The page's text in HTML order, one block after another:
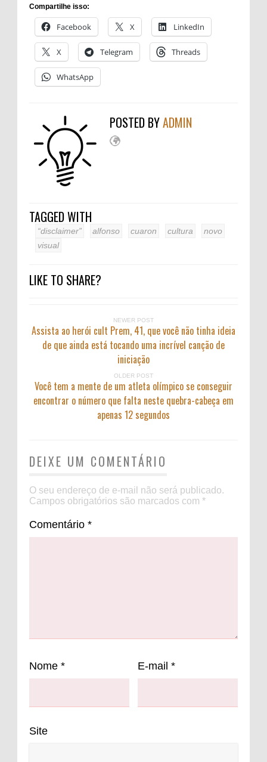
Compartilhe isso:
Facebook X LinkedIn
X Telegram Threads
WhatsApp
POSTED BYADMIN
TAGGED WITH
“disclaimer” alfonso cuaron cultura
novo
visual
LIKE TO SHARE?
NEWER POST
Assista ao herói cult Prem, 41, que você não tinha ideia
de que ainda está tocando uma incrível canção de
iniciação
OLDER POST
Você tem a mente de um atleta olímpico se conseguir
encontrar o número que falta neste quebra-cabeça em
apenas 12 segundos
DEIXE UM COMENTÁRIO
O seu endereço de e-mail não será publicado.
Campos obrigatórios são marcados com *
Comentário *
Nome * E-mail *
Site